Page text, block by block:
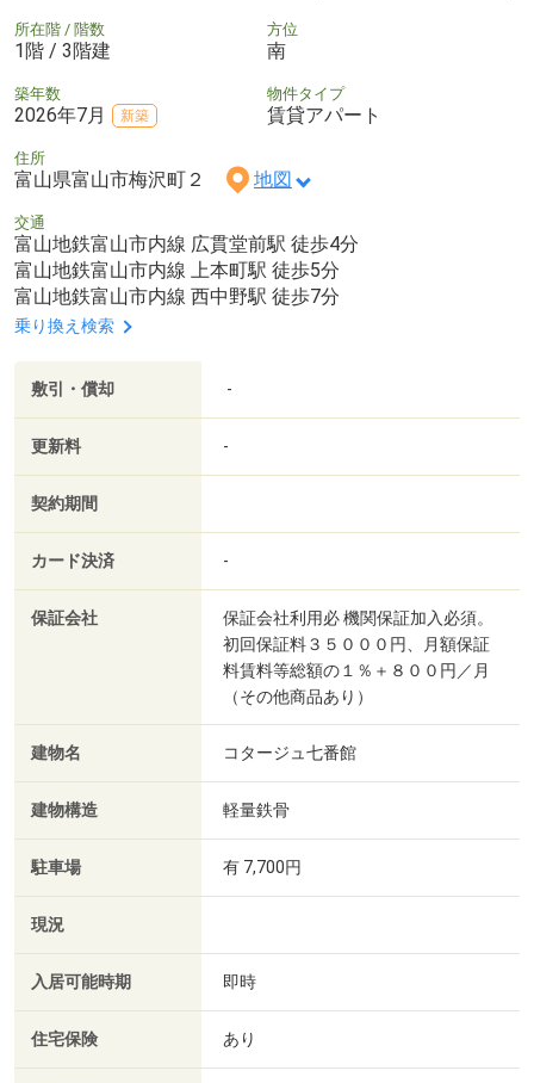
所在階 / 階数
1階 / 3階建
方位
南
築年数
2026年7月 新築
物件タイプ
賃貸アパート
住所
富山県富山市梅沢町２ 地図
交通
富山地鉄富山市内線 広貫堂前駅 徒歩4分
富山地鉄富山市内線 上本町駅 徒歩5分
富山地鉄富山市内線 西中野駅 徒歩7分
乗り換え検索
敷引・償却 -
更新料 -
契約期間
カード決済 -
保証会社
保証会社利用必 機関保証加入必須。
初回保証料３５０００円、月額保証
料賃料等総額の１％＋８００円／月
（その他商品あり）
建物名 コタージュ七番館
建物構造 軽量鉄骨
駐車場 有 7,700円
現況
入居可能時期 即時
住宅保険 あり